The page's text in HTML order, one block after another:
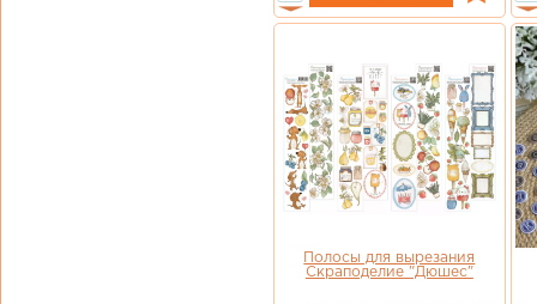
Полосы для вырезания
Скраподелие "Дюшес"